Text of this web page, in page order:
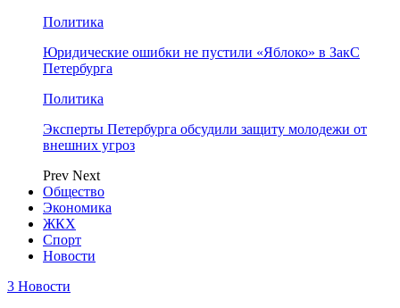
Политика
Юридические ошибки не пустили «Яблоко» в ЗакС
Петербурга
Политика
Эксперты Петербурга обсудили защиту молодежи от
внешних угроз
Prev Next
Общество
Экономика
ЖКХ
Спорт
Новости
3 Новости